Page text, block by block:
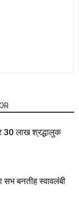
30 लाख श्रद्धालुक
बनतीह स्वावलंबी